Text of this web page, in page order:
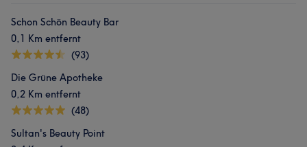
Schon Schön Beauty Bar
0,1 Km entfernt
(93)
Die Grüne Apotheke
0,2 Km entfernt
(48)
Sultan's Beauty Point